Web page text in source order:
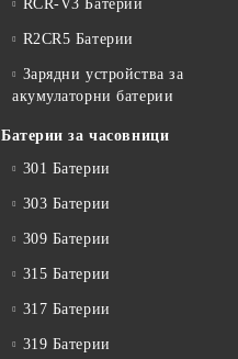
RCR-V3 Батерии
R2CR5 Батерии
Зарядни устройства за
акумулаторни батерии
Батерии за часовници
301 Батерии
303 Батерии
309 Батерии
315 Батерии
317 Батерии
319 Батерии